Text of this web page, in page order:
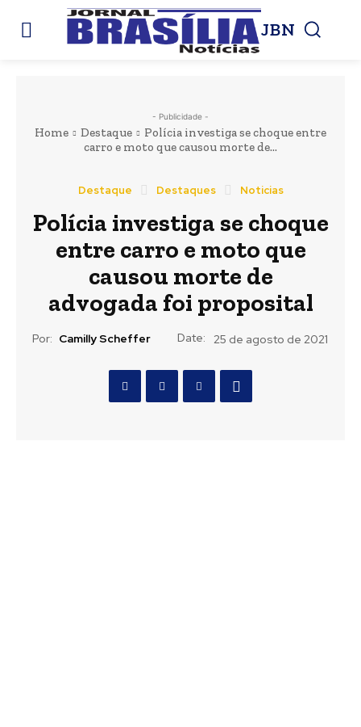
JBN
- Publicidade -
Home Destaque
Polícia investiga se choque entre
carro e moto que causou morte de...
Destaque Destaques Noticias
Polícia investiga se choque
entre carro e moto que
causou morte de
advogada foi proposital
Por: Camilly Scheffer Date: 25 de agosto de 2021